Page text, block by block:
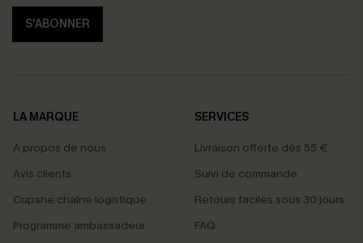
S'ABONNER
LA MARQUE
À propos de nous
Avis clients
Cupshe chaîne logistique
Programme ambassadeur
SERVICES
Livraison offerte dès 55 €
Suivi de commande
Retours faciles sous 30 jours
FAQ